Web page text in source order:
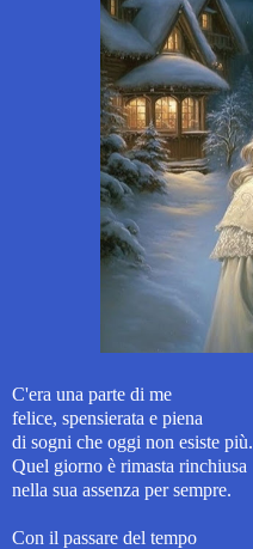
C'era una parte di me
felice, spensierata e piena
di sogni che oggi non esiste più.
Quel giorno è rimasta rinchiusa
nella sua assenza per sempre.
Con il passare del tempo